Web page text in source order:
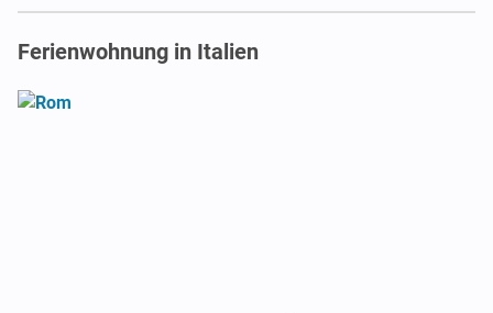
Ferienwohnung in Italien